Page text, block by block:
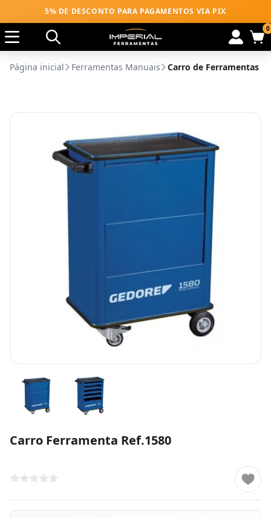
5% DE DESCONTO PARA PAGAMENTOS VIA PIX
0
Página inicial Ferramentas Manuais Carro de Ferramentas
Carro Ferramenta Ref.1580